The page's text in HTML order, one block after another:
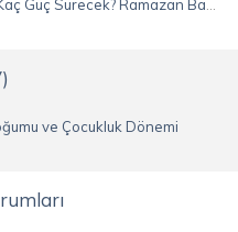
ve Çocukluk Dönemi